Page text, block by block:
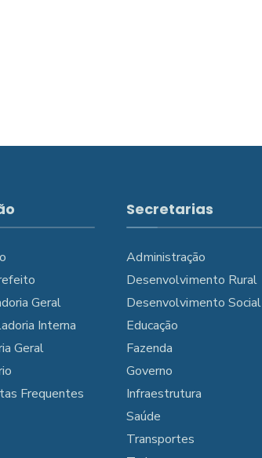
Geral
Interna
Geral
Frequentes
Secretarias
Administração
Desenvolvimento Rural
Desenvolvimento Social
Educação
Fazenda
Governo
Infraestrutura
Saúde
Transportes